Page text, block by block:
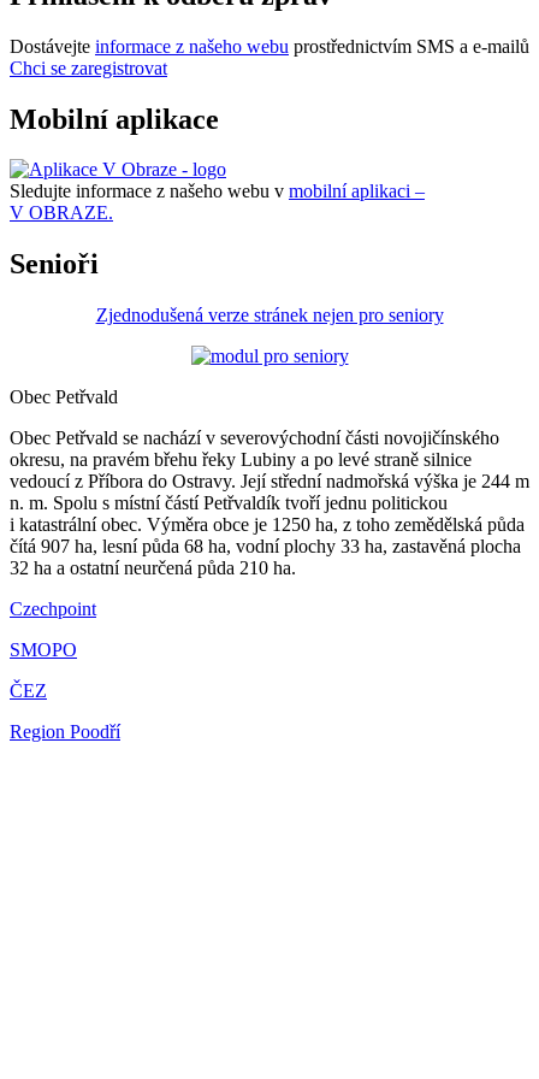
Dostávejte informace z našeho webu prostřednictvím SMS a e-mailů
Chci se zaregistrovat
Mobilní aplikace
Sledujte informace z našeho webu v mobilní aplikaci –
V OBRAZE.
Senioři
Zjednodušená verze stránek nejen pro seniory
Obec Petřvald
Obec Petřvald se nachází v severovýchodní části novojičínského
okresu, na pravém břehu řeky Lubiny a po levé straně silnice
vedoucí z Příbora do Ostravy. Její střední nadmořská výška je 244 m
n. m. Spolu s místní částí Petřvaldík tvoří jednu politickou
i katastrální obec. Výměra obce je 1250 ha, z toho zemědělská půda
čítá 907 ha, lesní půda 68 ha, vodní plochy 33 ha, zastavěná plocha
32 ha a ostatní neurčená půda 210 ha.
Czechpoint
SMOPO
ČEZ
Region Poodří